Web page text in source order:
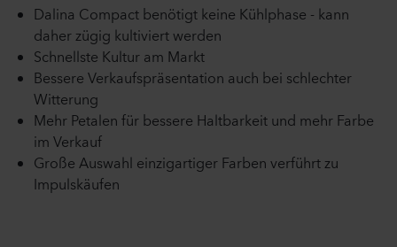
Dalina Compact benötigt keine Kühlphase - kann
daher zügig kultiviert werden
Schnellste Kultur am Markt
Bessere Verkaufspräsentation auch bei schlechter
Witterung
Mehr Petalen für bessere Haltbarkeit und mehr Farbe
im Verkauf
Große Auswahl einzigartiger Farben verführt zu
Impulskäufen